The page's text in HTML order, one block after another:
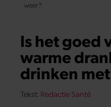
weer?
Is het goed
warme
drinken
Tekst: Redactie Santé